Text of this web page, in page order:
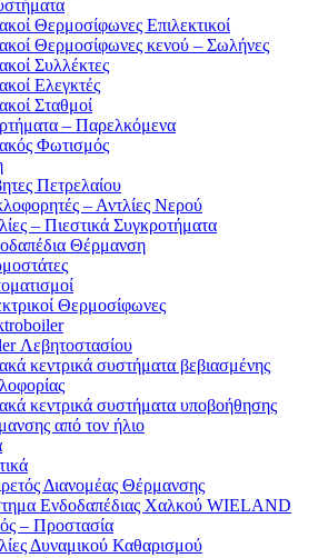
Θερμοσίφωνες Επιλεκτικοί
Θερμοσίφωνες κενού – Σωλήνες
Συλλέκτες
Ελεγκτές
Σταθμοί
– Παρελκόμενα
Φωτισμός
Πετρελαίου
– Αντλίες Νερού
– Πιεστικά Συγκροτήματα
Θέρμανση
Θερμοσίφωνες
Λεβητοστασίου
κεντρικά συστήματα βεβιασμένης
κεντρικά συστήματα υποβοήθησης
από τον ήλιο
Διανομέας Θέρμανσης
Ενδοδαπέδιας Χαλκού WIELAND
– Προστασία
Δυναμικού Καθαρισμού